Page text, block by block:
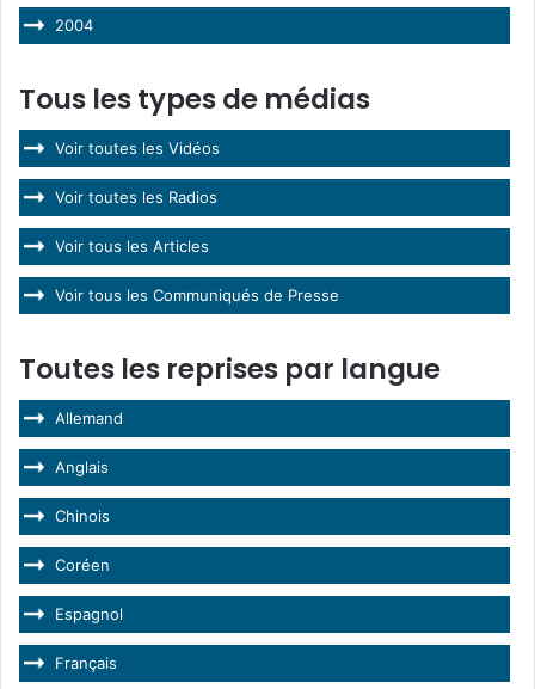
2004
Tous les types de médias
Voir toutes les Vidéos
Voir toutes les Radios
Voir tous les Articles
Voir tous les Communiqués de Presse
Toutes les reprises par langue
Allemand
Anglais
Chinois
Coréen
Espagnol
Français